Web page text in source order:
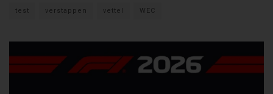
test verstappen vettel WEC